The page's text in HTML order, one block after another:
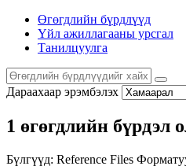
Өгөгдлийн бүрдлүүд
Үйл ажиллагааны урсгал
Танилцуулга
Дараахаар эрэмбэлэх
1 өгөгдлийн бүрдэл
Бүлгүүд: Reference Files